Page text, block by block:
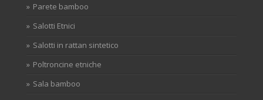
Parete bamboo
Salotti Etnici
Salotti in rattan sintetico
Poltroncine etniche
Sala bamboo